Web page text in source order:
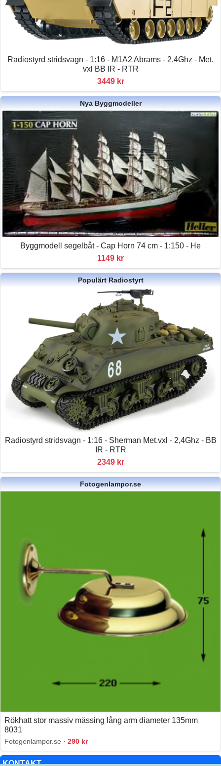
KONTAKT
Radiostyrd stridsvagn - 1:16 - M1A2 Abrams - 2,4Ghz - Met.
vxl BB IR - RTR
3449 kr
Nya Byggmodeller
Byggmodell segelbåt - Cap Horn 74 cm - 1:150 - He
1149 kr
Populärt Radiostyrt
Radiostyrd stridsvagn - 1:16 - Sherman Met.vxl - 2,4Ghz - BB
IR - RTR
2349 kr
Fotogenlampor.se
Rökhatt stor massiv mässing lång arm diameter 135mm
8031
Fotogenlampor.se · 290 kr